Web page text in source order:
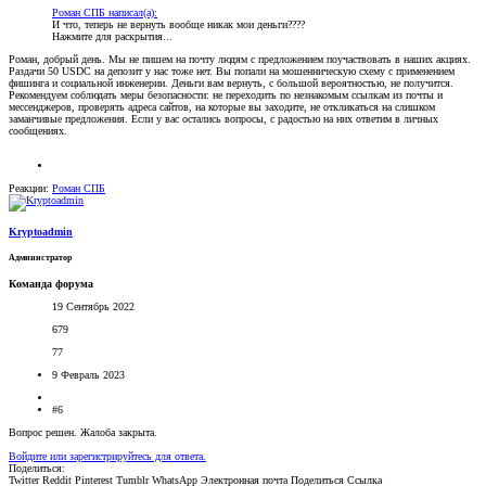
Роман СПБ написал(а):
И что, теперь не вернуть вообще никак мои деньги????
Нажмите для раскрытия...
Роман, добрый день. Мы не пишем на почту людям с предложением поучаствовать в наших акциях.
Раздачи 50 USDC на депозит у нас тоже нет. Вы попали на мошенническую схему с применением
фишинга и социальной инженерии. Деньги вам вернуть, с большой вероятностью, не получится.
Рекомендуем соблюдать меры безопасности: не переходить по незнакомым ссылкам из почты и
мессенджеров, проверять адреса сайтов, на которые вы заходите, не откликаться на слишком
заманчивые предложения. Если у вас остались вопросы, с радостью на них ответим в личных
сообщениях.
Реакции: Роман СПБ
Kryptoadmin
Администратор
Команда форума
19 Сентябрь 2022
679
77
9 Февраль 2023
#6
Вопрос решен. Жалоба закрыта.
Войдите или зарегистрируйтесь для ответа.
Поделиться:
Twitter Reddit Pinterest Tumblr WhatsApp Электронная почта Поделиться Ссылка